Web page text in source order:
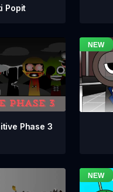
Popit
Phase 3